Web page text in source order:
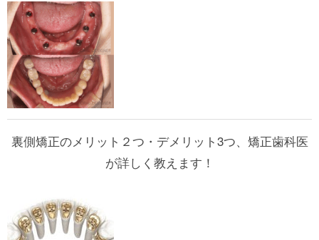
裏側矯正のメリット２つ・デメリット3つ、矯正歯科医
が詳しく教えます！